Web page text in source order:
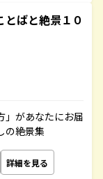
ばと絶景１０
」があなたにお届
の絶景集
詳細を見る